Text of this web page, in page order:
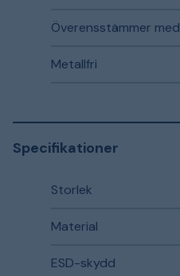
Överensstämmer med
Metallfri
Specifikationer
Storlek
Material
ESD-skydd